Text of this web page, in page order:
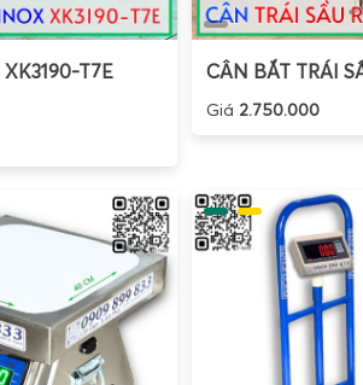
viên mang cân đến tận vựa, kho
chỉnh, kiểm tra sai số bằng quả cân
vệ sinh, cách bảo quản cân trong
thể đưa cân vào vận hành ngay, hạn
cân điện tử cân sầu riêng định
Đông và Tây Nguyên.
T7E
CÂN BẮT TRÁI
Giá 2.750.000